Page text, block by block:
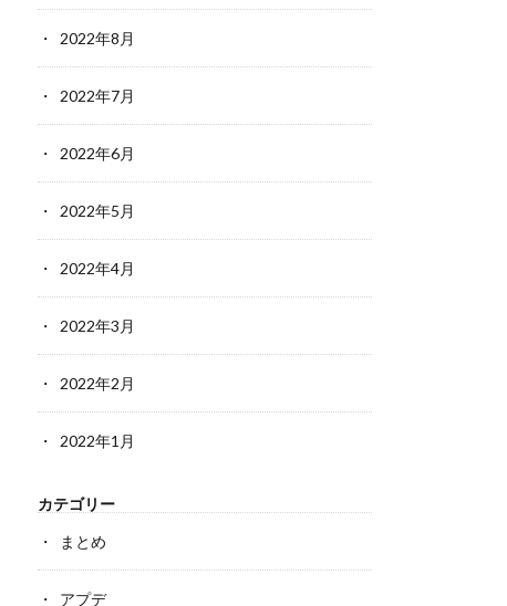
2022年8月
2022年7月
2022年6月
2022年5月
2022年4月
2022年3月
2022年2月
2022年1月
カテゴリー
まとめ
アプデ